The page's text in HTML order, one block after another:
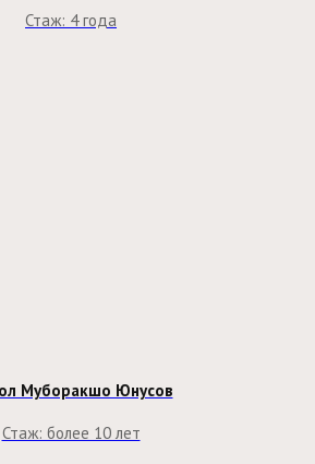
Стаж: 4 года
Муборакшо Юнусов
Стаж: более 10 лет